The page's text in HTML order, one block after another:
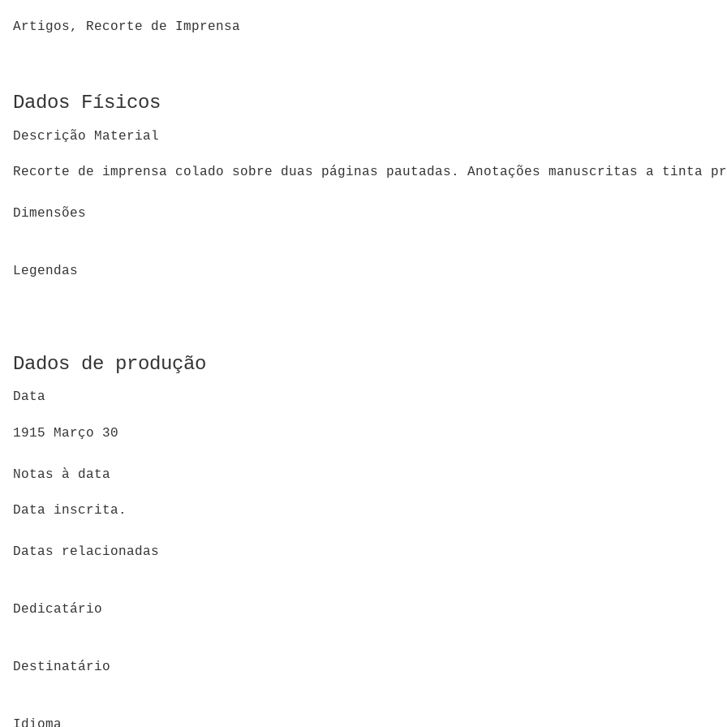
Artigos, Recorte de Imprensa
Dados Físicos
Descrição Material
Recorte de imprensa colado sobre duas páginas pautadas. Anotações manuscritas a tinta
Dimensões
Legendas
Dados de produção
Data
1915 Março 30
Notas à data
Data inscrita.
Datas relacionadas
Dedicatário
Destinatário